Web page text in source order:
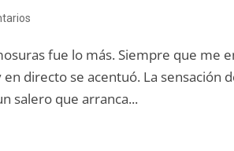
fue lo más. Siempre que me
directo se acentuó. La sensación
salero que arranca...